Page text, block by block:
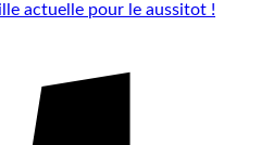
actuelle pour le aussitot !